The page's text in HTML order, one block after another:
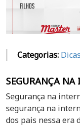
Categorias: Dicas
SEGURANÇA NA
Segurança na
segurança na
dos pais nessa era